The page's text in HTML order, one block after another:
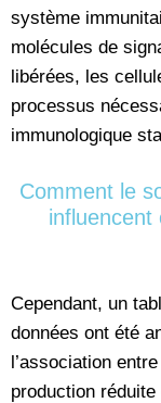
système
molécules de
libérées, les
processus
immunologique
Comment le
influencent
Cependant, un
données ont été
l’association
production